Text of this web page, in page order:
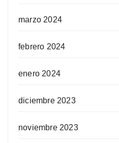
marzo 2024
febrero 2024
enero 2024
diciembre 2023
noviembre 2023